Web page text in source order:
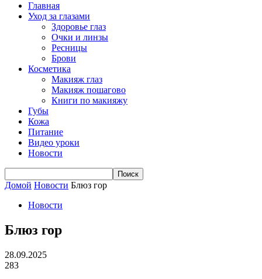
Главная
Уход за глазами
Здоровье глаз
Очки и линзы
Ресницы
Брови
Косметика
Макияж глаз
Макияж пошагово
Книги по макияжу
Губы
Кожа
Питание
Видео уроки
Новости
Домой Новости Блюз гор
Новости
Блюз гор
28.09.2025
283